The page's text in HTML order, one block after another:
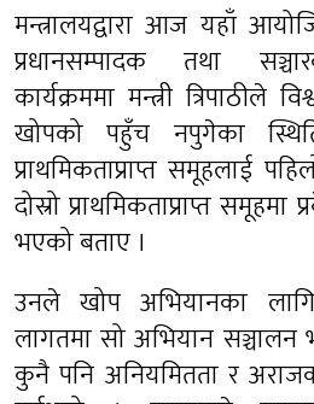
मन्त्रालयद्वारा आज यहाँ
प्रधानसम्पादक तथा
कार्यक्रममा मन्त्री
खोपको पहुँच नपुगेका
प्राथमिकताप्राप्त समूहलाई
दोस्रो प्राथमिकताप्राप्त
भएको बताए ।
उनले खोप अभियानका
लागतमा सो अभियान सञ्चालन
कुनै पनि अनियमितता र